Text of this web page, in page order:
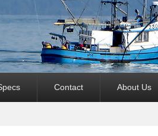
Contact About Us